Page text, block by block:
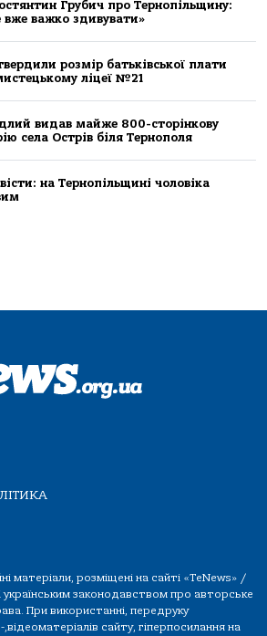
Грубич про Тернопільщину:
важко здивувати»
розмір батьківської плати
ліцеї №21
видав майже 800-сторінкову
села Острів біля Тернополя
на Тернопільщині чоловіка
матеріали, розміщені на сайті «TeNews» /
законодавством про авторське
При використанні, передруку
сайту, гіперпосилання на